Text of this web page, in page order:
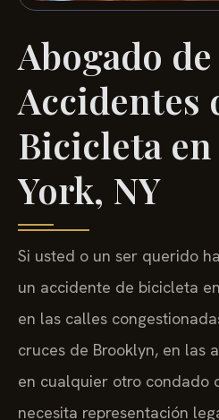
Abogado de
Accidentes
Bicicleta en
York, NY
Si usted o un ser querido
un accidente de bicicleta
en las calles
cruces de Brooklyn, en las
en cualquier otro
necesita representación